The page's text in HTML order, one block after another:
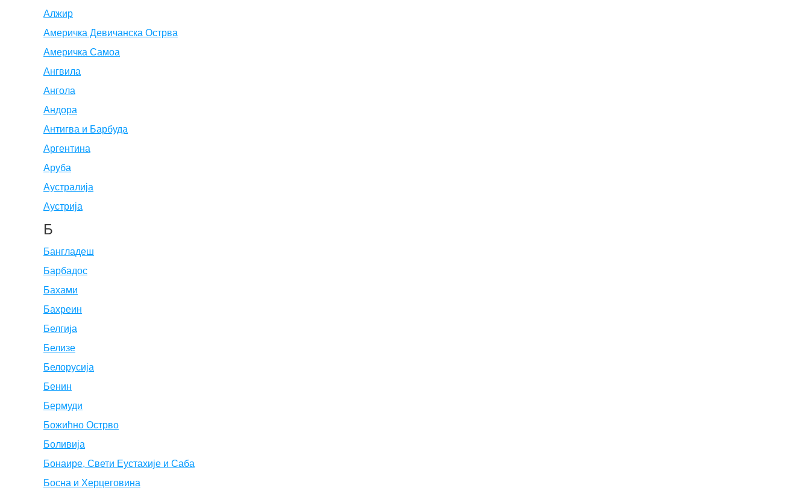
Алжир
Америчка Девичанска Острва
Америчка Самоа
Ангвила
Ангола
Андора
Антигва и Барбуда
Аргентина
Аруба
Аустралија
Аустрија
Б
Бангладеш
Барбадос
Бахами
Бахреин
Белгија
Белизе
Белорусија
Бенин
Бермуди
Божићно Острво
Боливија
Бонаире, Свети Еустахије и Саба
Босна и Херцеговина